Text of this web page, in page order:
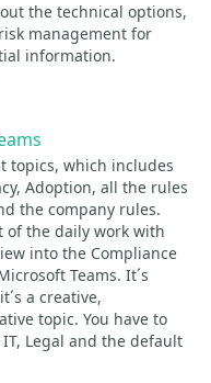
the technical options,
management for
information.
topics, which includes
Adoption, all the rules
the company rules.
of the daily work with
into the Compliance
Teams. It´s
a creative,
topic. You have to
Legal and the default